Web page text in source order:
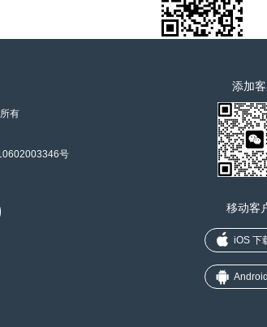
有
号
添加
移动客
iOS 下